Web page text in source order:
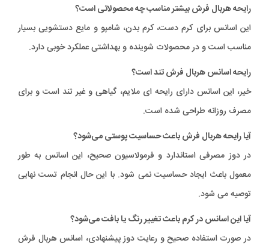
رایحه هربال فرش بیشتر مناسب چه محصولاتی است؟
این اسانس برای کرم دست، کرم بدن، شامپو و مایع دستشویی بسیار
مناسب است و در محصولات شوینده و بهداشتی عملکرد خوبی دارد.
رایحه اسانس هربال فرش تند است؟
خیر، این اسانس دارای رایحه ای ملایم، گیاهی و غیر تند است و برای
مصرف روزانه طراحی شده است.
آیا رایحه هربال فرش باعث حساسیت پوستی می‌شود؟
در دوز مصرفی استاندارد و فرمولاسیون صحیح، این اسانس به طور
معمول باعث ایجاد حساسیت نمی شود. با این حال انجام تست نهایی
توصیه می شود.
آیا این اسانس در کرم باعث تغییر رنگ یا بافت می‌شود؟
در صورت استفاده صحیح و رعایت دوز پیشنهادی، اسانس هربال فرش